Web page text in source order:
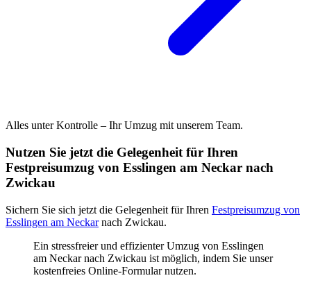
Alles unter Kontrolle – Ihr Umzug mit unserem Team.
Nutzen Sie jetzt die Gelegenheit für Ihren
Festpreisumzug von Esslingen am Neckar nach
Zwickau
Sichern Sie sich jetzt die Gelegenheit für Ihren Festpreisumzug von
Esslingen am Neckarnach Zwickau.
Ein stressfreier und effizienter Umzug von Esslingen
am Neckar nach Zwickau ist möglich, indem Sie unser
kostenfreies Online-Formular nutzen.